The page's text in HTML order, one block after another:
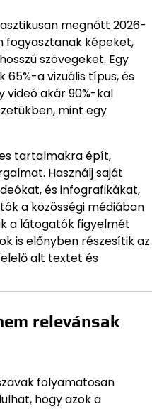
megnőtt 2026-
fogyasztanak képeket,
szövegeket. Egy
a vizuális típus, és
videó akár 90%-kal
mint egy
tartalmakra épít,
Használj saját
és infografikákat,
a közösségi médiában
a látogatók figyelmét
is előnyben részesítik az
alt textet és
relevánsak
folyamatosan
hogy azok a